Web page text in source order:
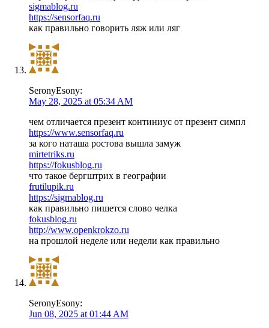
sigmablog.ru
https://sensorfaq.ru
как правильно говорить ляж или ляг
SeronyEsony:
May 28, 2025 at 05:34 AM
чем отличается презент континиус от презент симпл
https://www.sensorfaq.ru
за кого наташа ростова вышла замуж
mirtetriks.ru
https://fokusblog.ru
что такое бергштрих в географии
frutilupik.ru
https://sigmablog.ru
как правильно пишется слово челка
fokusblog.ru
http://www.openkrokzo.ru
на прошлой неделе или недели как правильно
SeronyEsony:
Jun 08, 2025 at 01:44 AM